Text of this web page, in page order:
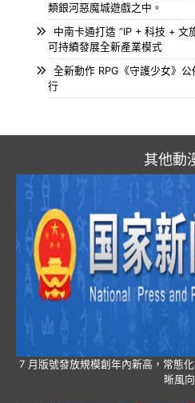
類銀河惡魔城遊戲之中。
中南卡通打造 “IP + 科技 + 文
可持續發展全新產業模式
全新動作 RPG《守護少女》
行
其他動
7 月版號發放規模創年內新高，常態
晰風向